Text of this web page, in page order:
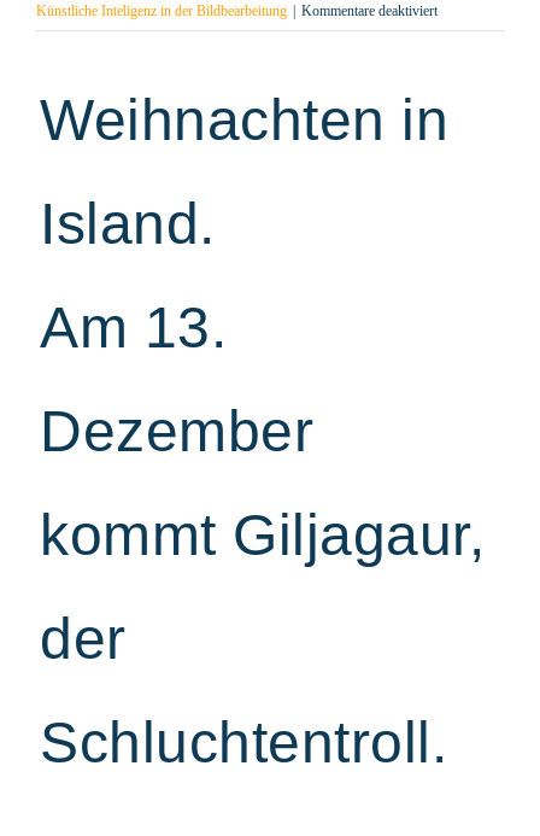
Künstliche Inteligenz in der Bildbearbeitung
Kommentare deaktiviertfür
13.
der
Schluchtentroll
Weihnachten in
Island.
Am 13.
Dezember
kommt Giljagaur,
der
Schluchtentroll.